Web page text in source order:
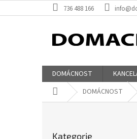
na
736 488 166
DOMÁCNOST
Domů DOMÁCNOST
kategorie
Kategorie